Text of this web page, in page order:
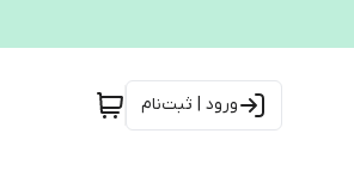
ورود | ثبت‌نام